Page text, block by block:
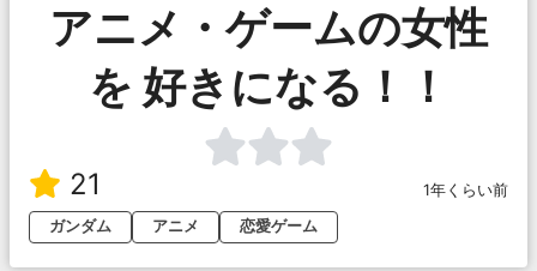
アニメ・ゲームの女性
を 好きになる！！
21
1年くらい前
ガンダム
アニメ 恋愛ゲーム